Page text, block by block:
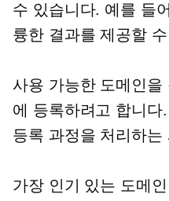
수 있습니다. 예를 들
륭한 결과를 제공할
사용 가능한 도메인
에 등록하려고 합니다
등록 과정을 처리하는
가장 인기 있는 도메